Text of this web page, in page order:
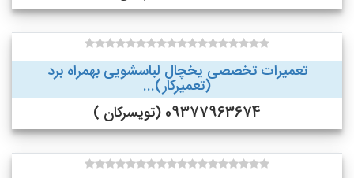
تعمیرات تخصصی یخچال لباسشویی بهمراه برد
(تعمیرکار)...
09377963674 (تویسرکان )